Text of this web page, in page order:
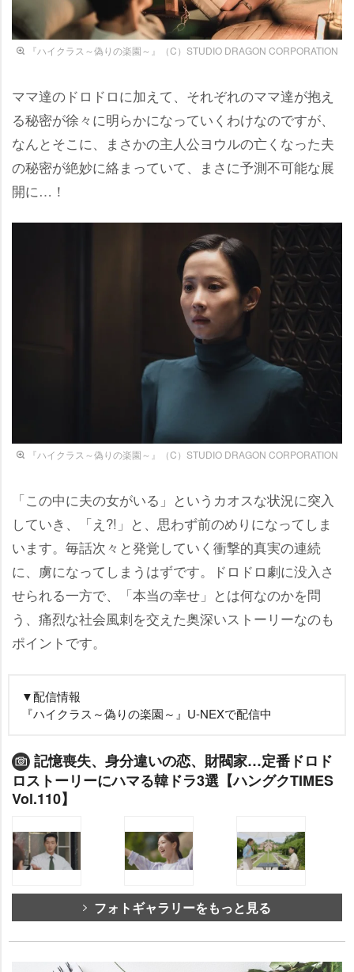
『ハイクラス～偽りの楽園～』（C）STUDIO DRAGON CORPORATION
ママ達のドロドロに加えて、それぞれのママ達が抱え
る秘密が徐々に明らかになっていくわけなのですが、
なんとそこに、まさかの主人公ヨウルの亡くなった夫
の秘密が絶妙に絡まっていて、まさに予測不可能な展
開に…！
『ハイクラス～偽りの楽園～』（C）STUDIO DRAGON CORPORATION
「この中に夫の女がいる」というカオスな状況に突入
していき、「え?!」と、思わず前のめりになってしま
います。毎話次々と発覚していく衝撃的真実の連続
に、虜になってしまうはずです。ドロドロ劇に没入さ
せられる一方で、「本当の幸せ」とは何なのかを問
う、痛烈な社会風刺を交えた奥深いストーリーなのも
ポイントです。
▼配信情報
『ハイクラス～偽りの楽園～』U-NEXで配信中
記憶喪失、身分違いの恋、財閥家…定番ドロド
ロストーリーにハマる韓ドラ3選【ハングクTIMES
Vol.110】
フォトギャラリーをもっと見る